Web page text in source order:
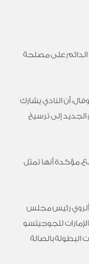
الدائم على مصلحة
أن النادي يشارك
إلى ترسيخ
من الباب الواسع، مؤكدة أنها تمثل
ألروي رئيس مجلس
للجوجيتسو
البطولة بالصالة